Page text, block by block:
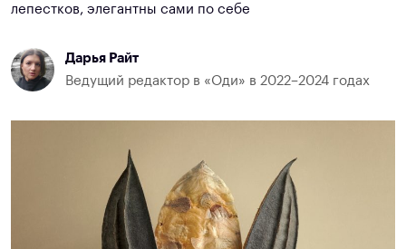
лепестков, элегантны сами по себе
Дарья Райт
Ведущий редактор в «Оди» в 2022–2024 годах